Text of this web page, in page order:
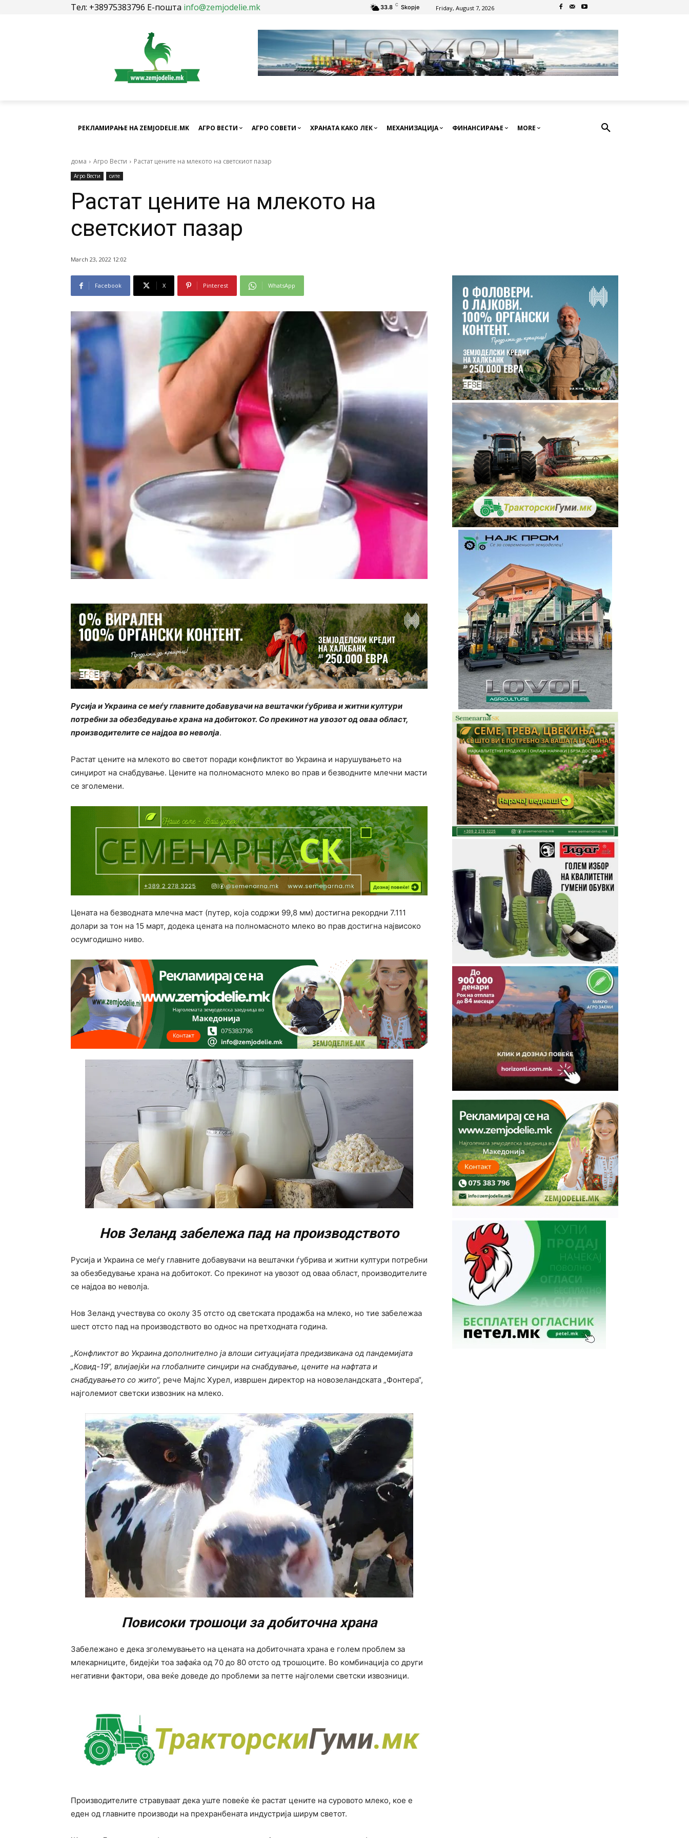
Тел: +38975383796 Е-пошта info@zemjodelie.mk 33.8 C Skopje Friday, August 7, 2026
РЕКЛАМИРАЊЕ НА ZEMJODELIE.MK АГРО ВЕСТИ АГРО СОВЕТИ ХРАНАТА КАКО ЛЕК МЕХАНИЗАЦИЈА ФИНАНСИРАЊЕ MORE
дома Агро Вести Растат цените на млекото на светскиот пазар
Агро Вести сите
Растат цените на млекото на
светскиот пазар
March 23, 2022 12:02
Facebook X Pinterest WhatsApp
Русија и Украина се меѓу главните добавувачи на вештачки ѓубрива и житни култури
потребни за обезбедување храна на добитокот. Со прекинот на увозот од оваа област,
производителите се најдоа во неволја.
Растат цените на млекото во светот поради конфликтот во Украина и нарушувањето на
синџирот на снабдување. Цените на полномасното млеко во прав и безводните млечни масти
се зголемени.
Цената на безводната млечна маст (путер, која содржи 99,8 мм) достигна рекордни 7.111
долари за тон на 15 март, додека цената на полномасното млеко во прав достигна највисоко
осумгодишно ниво.
Нов Зеланд забележа пад на производството
Русија и Украина се меѓу главните добавувачи на вештачки ѓубрива и житни култури потребни
за обезбедување храна на добитокот. Со прекинот на увозот од оваа област, производителите
се најдоа во неволја.
Нов Зеланд учествува со околу 35 отсто од светската продажба на млеко, но тие забележаа
шест отсто пад на производството во однос на претходната година.
„Конфликтот во Украина дополнително ја влоши ситуацијата предизвикана од пандемијата
„Ковид-19“, влијаејќи на глобалните синџири на снабдување, цените на нафтата и
снабдувањето со жито“, рече Мајлс Хурел, извршен директор на новозеландската „Фонтера“,
најголемиот светски извозник на млеко.
Повисоки трошоци за добиточна храна
Забележано е дека зголемувањето на цената на добиточната храна е голем проблем за
млекарниците, бидејќи тоа зафаќа од 70 до 80 отсто од трошоците. Во комбинација со други
негативни фактори, ова веќе доведе до проблеми за петте најголеми светски извозници.
Производителите стравуваат дека уште повеќе ќе растат цените на суровото млеко, кое е
еден од главните производи на прехранбената индустрија ширум светот.